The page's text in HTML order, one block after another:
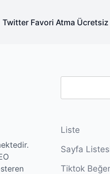
Twitter Favori Atma Ücretsiz
Liste
Sayfa
Tiktok